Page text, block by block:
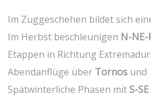
Im ⁣Zuggeschehen bildet sich
Im Herbst ‍beschleunigen N-NE-
Etappen in Richtung
Abendanflüge‍ über Tornos und ⁤
Spätwinterliche Phasen⁤ mitS-SE